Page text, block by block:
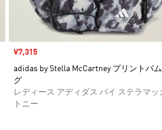
セール価格
¥7,315
adidas by Stella McCartney プリントバ
グ
レディース アディダス バイ ステラマッ
トニー